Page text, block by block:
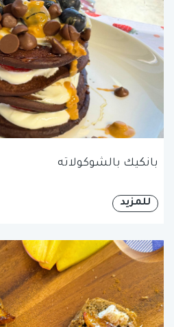
بانكيك بالشوكولاته
للمزيد